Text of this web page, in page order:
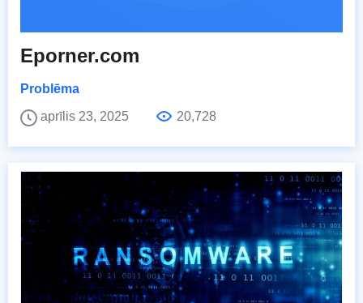
Eporner.com
Problēma
aprīlis 23, 2025
20,728